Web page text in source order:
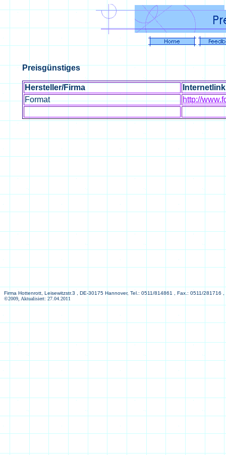
Preisgünstiges
Hersteller/Firma
Internetlink
Format
http://
Firma Hottenrott, Leisewitzstr.3 , DE-30175 Hannover, Tel.: 0511/814861 , Fax.: 0511/281716
©2009, Aktualisiert: 27.04.2011